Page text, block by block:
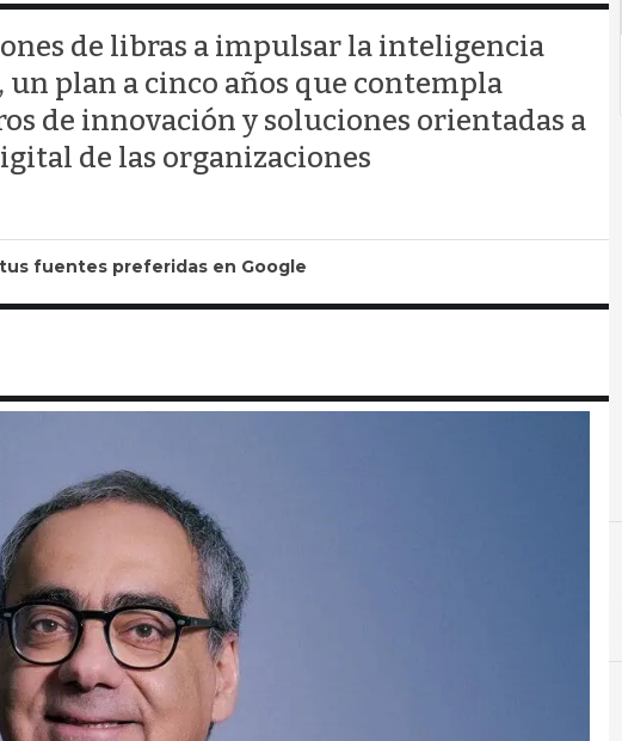
de libras a impulsar la inteligencia
plan a cinco años que contempla
de innovación y soluciones orientadas a
de las organizaciones
fuentes preferidas en Google